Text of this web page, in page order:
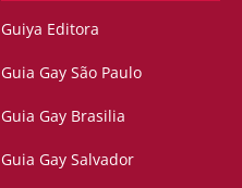
Guiya Editora
Guia Gay São Paulo
Guia Gay Brasilia
Guia Gay Salvador